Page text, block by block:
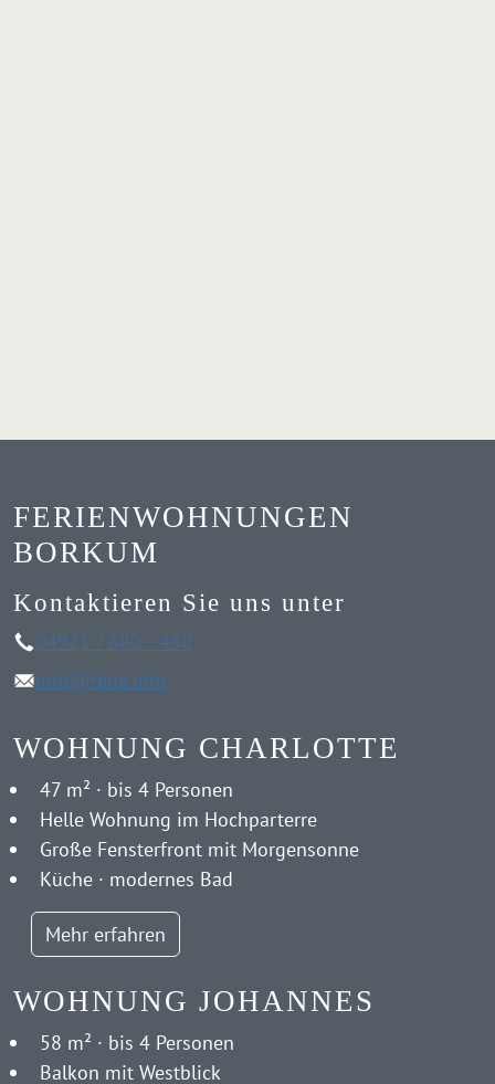
FERIENWOHNUNGEN
BORKUM
Kontaktieren Sie uns unter
04921 / 680 - 480
info@feha.info
WOHNUNG CHARLOTTE
47 m² · bis 4 Personen
Helle Wohnung im Hochparterre
Große Fensterfront mit Morgensonne
Küche · modernes Bad
Mehr erfahren
WOHNUNG JOHANNES
58 m² · bis 4 Personen
Balkon mit Westblick